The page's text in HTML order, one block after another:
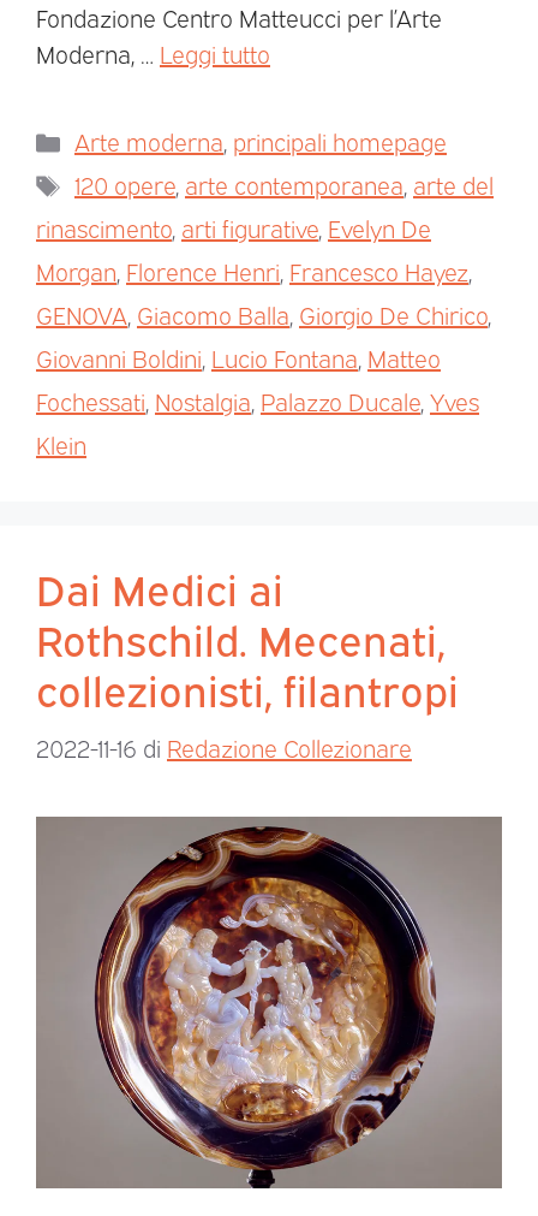
Fondazione Centro Matteucci per l’Arte
Moderna, … Leggi tutto
Arte moderna, principali homepage
120 opere, arte contemporanea, arte del
rinascimento, arti figurative, Evelyn De
Morgan, Florence Henri, Francesco Hayez,
GENOVA, Giacomo Balla, Giorgio De Chirico,
Giovanni Boldini, Lucio Fontana, Matteo
Fochessati, Nostalgia, Palazzo Ducale,Yves
Klein
Dai Medici ai
Rothschild. Mecenati,
collezionisti, filantropi
2022-11-16 di Redazione Collezionare